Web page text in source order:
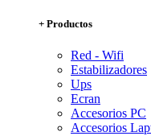
+ Productos
Red - Wifi
Estabilizadores
Ups
Ecran
Accesorios PC
Accesorios